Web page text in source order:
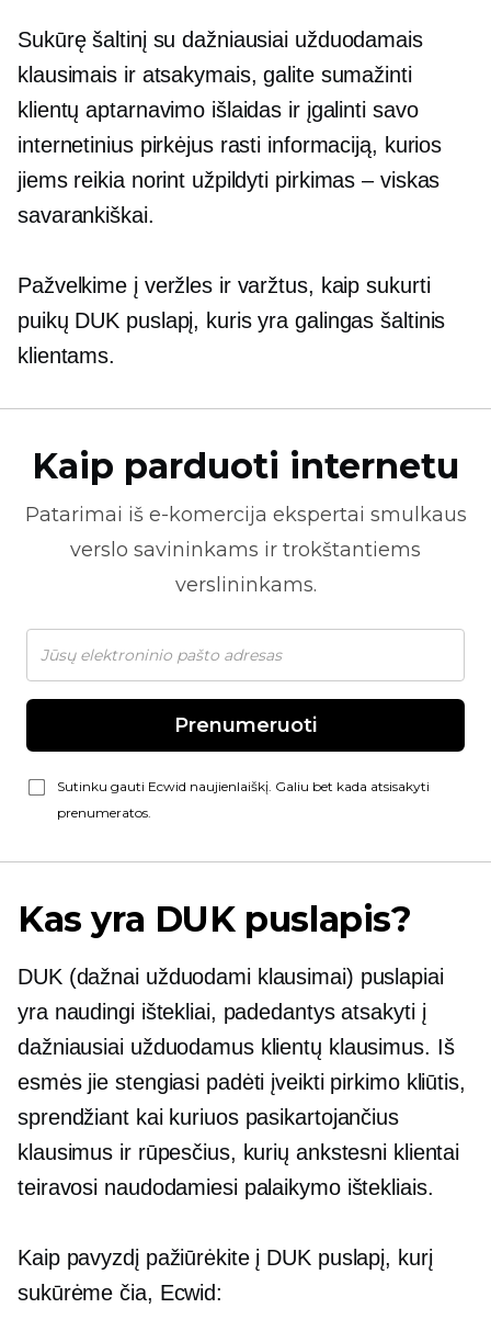
Sukūrę šaltinį su dažniausiai užduodamais
klausimais ir atsakymais, galite sumažinti
klientų aptarnavimo išlaidas ir įgalinti savo
internetinius pirkėjus rasti informaciją, kurios
jiems reikia norint užpildyti pirkimas – viskas
savarankiškai.
Pažvelkime į veržles ir varžtus, kaip sukurti
puikų DUK puslapį, kuris yra galingas šaltinis
klientams.
Kaip parduoti internetu
Patarimai iš e-komercija ekspertai smulkaus
verslo savininkams ir trokštantiems
verslininkams.
Prenumeruoti
Sutinku gauti Ecwid naujienlaiškį. Galiu bet kada atsisakyti
prenumeratos.
Kas yra DUK puslapis?
DUK (dažnai užduodami klausimai) puslapiai
yra naudingi ištekliai, padedantys atsakyti į
dažniausiai užduodamus klientų klausimus. Iš
esmės jie stengiasi padėti įveikti pirkimo kliūtis,
sprendžiant kai kuriuos pasikartojančius
klausimus ir rūpesčius, kurių ankstesni klientai
teiravosi naudodamiesi palaikymo ištekliais.
Kaip pavyzdį pažiūrėkite į DUK puslapį, kurį
sukūrėme čia, Ecwid: